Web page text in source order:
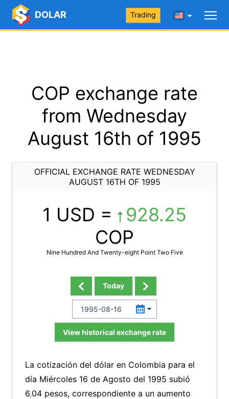
DOLAR Trading
COP exchange rate
from Wednesday
August 16th of 1995
OFFICIAL EXCHANGE RATE WEDNESDAY
AUGUST 16TH OF 1995
1 USD =
928.25
COP
Nine Hundred And Twenty-eight Point Two Five
Today
View historical exchange rate
La cotización del dólar en Colombia para el
día Miércoles 16 de Agosto del 1995 subió
6.04 pesos, correspondiente a un aumento